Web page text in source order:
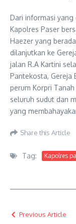
Dari informasi yang
Kapolres Paser
Haezer yang
dilanjutkan ke
jalan R.A Kartini
Pantekosta, Gereja
perum Korpri
seluruh sudut dan
yang
Share this Article
Tag: Kapolres
Previous Article